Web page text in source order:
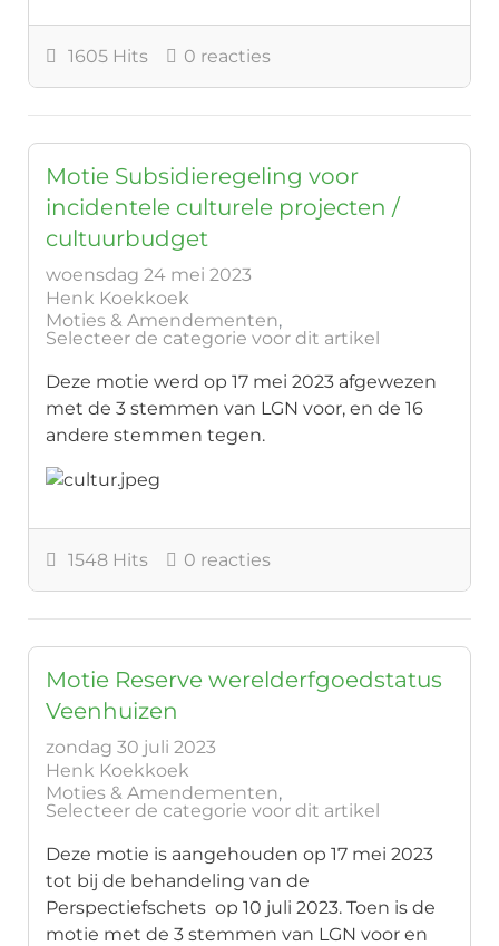
1605 Hits 0 reacties
Motie Subsidieregeling voor
incidentele culturele projecten /
cultuurbudget
woensdag 24 mei 2023
Henk Koekkoek
Moties & Amendementen
Selecteer de categorie voor dit artikel
Deze motie werd op 17 mei 2023 afgewezen
met de 3 stemmen van LGN voor, en de 16
andere stemmen tegen.
1548 Hits 0 reacties
Motie Reserve werelderfgoedstatus
Veenhuizen
zondag 30 juli 2023
Henk Koekkoek
Moties & Amendementen
Selecteer de categorie voor dit artikel
Deze motie is aangehouden op 17 mei 2023
tot bij de behandeling van de
Perspectiefschets op 10 juli 2023. Toen is de
motie met de 3 stemmen van LGN voor en